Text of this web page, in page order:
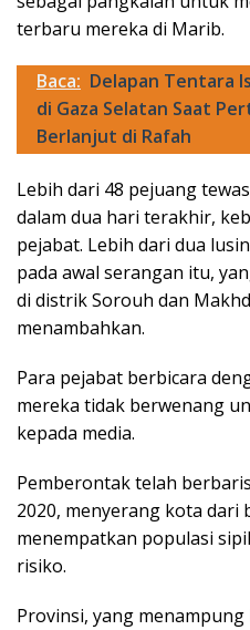
terbaru mereka di Marib.
Baca: Delapan Tentara
di Gaza Selatan Saat
Berlanjut di Rafah
Lebih dari 48 pejuang
dalam dua hari terakhir,
pejabat. Lebih dari dua
pada awal serangan itu,
di distrik Sorouh dan
menambahkan.
Para pejabat berbicara
mereka tidak berwenang
kepada media.
Pemberontak telah
2020, menyerang kota dari
menempatkan populasi
risiko.
Provinsi, yang